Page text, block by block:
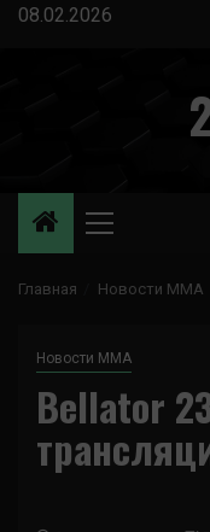
Перейти
08.02.2026
Основное
Главная Новости ММА
Новости ММА
Bellator